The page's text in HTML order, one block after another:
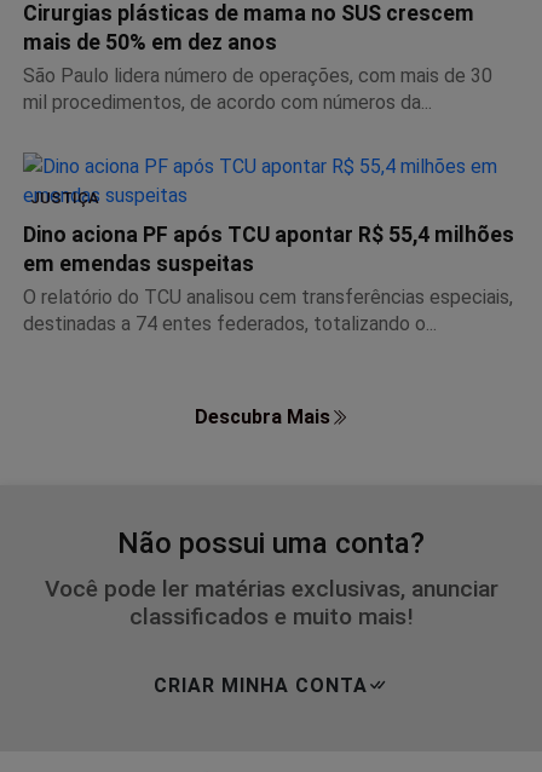
Cirurgias plásticas de mama no SUS crescem
mais de 50% em dez anos
São Paulo lidera número de operações, com mais de 30
mil procedimentos, de acordo com números da...
JUSTIÇA
Dino aciona PF após TCU apontar R$ 55,4 milhões
em emendas suspeitas
O relatório do TCU analisou cem transferências especiais,
destinadas a 74 entes federados, totalizando o...
Descubra Mais
Não possui uma conta?
Você pode ler matérias exclusivas, anunciar
classificados e muito mais!
CRIAR MINHA CONTA